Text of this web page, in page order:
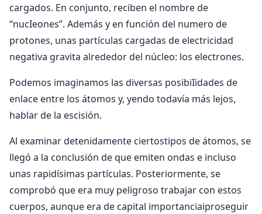
cargados. En conjunto, reciben el nombre de
“nucIeones”. Además y en función del numero de
protones, unas partículas cargadas de electricidad
negativa gravita alrededor del núcleo: los electrones.
Podemos imaginamos las diversas posibiIidades de
enlace entre los átomos y, yendo todavía más lejos,
hablar de la escisión.
Al examinar detenidamente ciertostipos de átomos, se
llegó a la conclusión de que emiten ondas e incluso
unas rapidísimas partículas. Posteriormente, se
comprobó que era muy peligroso trabajar con estos
cuerpos, aunque era de capital importanciaiproseguir